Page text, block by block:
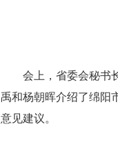
会上，省委会秘书
禹和杨朝晖介绍了绵阳
意见建议。